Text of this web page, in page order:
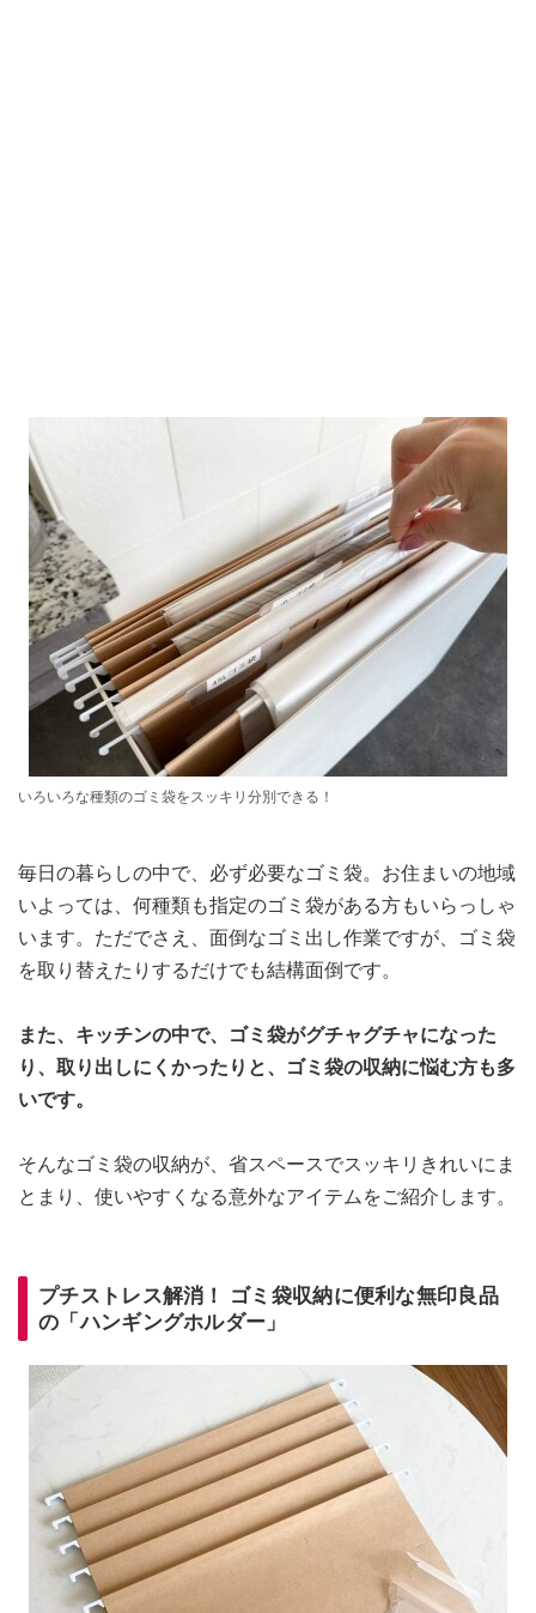
いろいろな種類のゴミ袋をスッキリ分別できる！
毎日の暮らしの中で、必ず必要なゴミ袋。お住まいの地域
いよっては、何種類も指定のゴミ袋がある方もいらっしゃ
います。ただでさえ、面倒なゴミ出し作業ですが、ゴミ袋
を取り替えたりするだけでも結構面倒です。
また、キッチンの中で、ゴミ袋がグチャグチャになった
り、取り出しにくかったりと、ゴミ袋の収納に悩む方も多
いです。
そんなゴミ袋の収納が、省スペースでスッキリきれいにま
とまり、使いやすくなる意外なアイテムをご紹介します。
プチストレス解消！ ゴミ袋収納に便利な無印良品
の「ハンギングホルダー」